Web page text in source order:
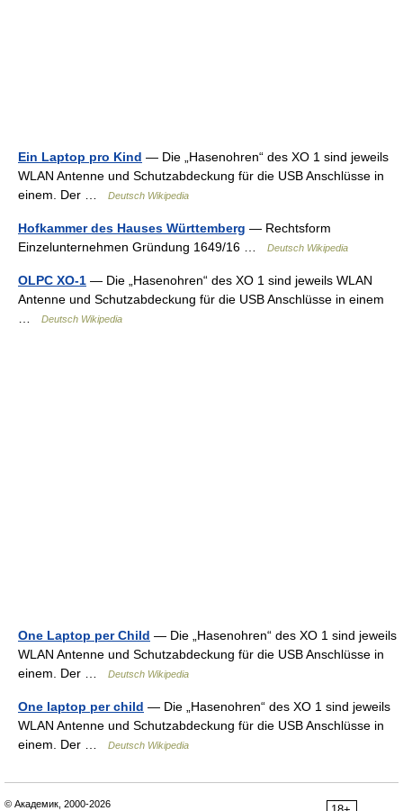
Ein Laptop pro Kind — Die „Hasenohren“ des XO 1 sind jeweils
WLAN Antenne und Schutzabdeckung für die USB Anschlüsse in
einem. Der …
Deutsch Wikipedia
Hofkammer des Hauses Württemberg — Rechtsform
Einzelunternehmen Gründung 1649/16 …
Deutsch Wikipedia
OLPC XO-1 — Die „Hasenohren“ des XO 1 sind jeweils WLAN
Antenne und Schutzabdeckung für die USB Anschlüsse in einem
Deutsch Wikipedia
One Laptop per Child — Die „Hasenohren“ des XO 1 sind jeweils
WLAN Antenne und Schutzabdeckung für die USB Anschlüsse in
einem. Der …
Deutsch Wikipedia
One laptop per child — Die „Hasenohren“ des XO 1 sind jeweils
WLAN Antenne und Schutzabdeckung für die USB Anschlüsse in
einem. Der …
Deutsch Wikipedia
© Академик, 2000-2026